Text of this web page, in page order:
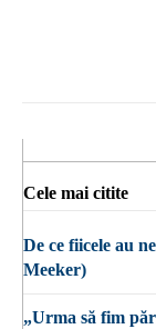
Cele mai citite
De ce fiicele au
Meeker)
„Urma să fim